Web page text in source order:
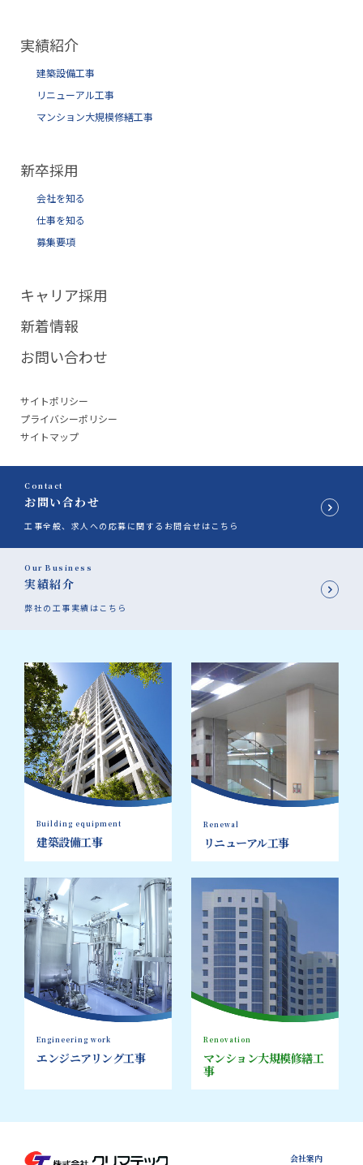
実績紹介
建築設備工事
リニューアル工事
マンション大規模修繕工事
新卒採用
会社を知る
仕事を知る
募集要項
キャリア採用
新着情報
お問い合わせ
サイトポリシー
プライバシーポリシー
サイトマップ
Contact
お問い合わせ
工事全般、求人への応募に関するお問合せはこちら
Our Business
実績紹介
弊社の工事実績はこちら
Building equipment
建築設備工事
Renewal
リニューアル工事
Engineering work
エンジニアリング工事
Renovation
マンション大規模修繕工
事
会社案内